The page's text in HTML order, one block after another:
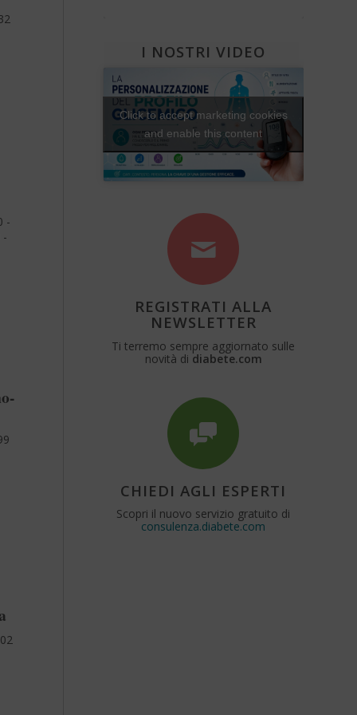
-
-
I NOSTRI VIDEO
Click to accept marketing cookies
and enable this content
REGISTRATI ALLA
NEWSLETTER
Ti terremo sempre aggiornato sulle
novità di diabete.com
CHIEDI AGLI ESPERTI
Scopri il nuovo servizio gratuito di
consulenza.diabete.com